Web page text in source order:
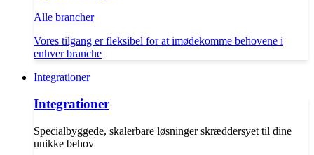
Alle brancher
Vores tilgang er fleksibel for at imødekomme behovene i
enhver branche
Integrationer
Integrationer
Specialbyggede, skalerbare løsninger skræddersyet til dine
unikke behov